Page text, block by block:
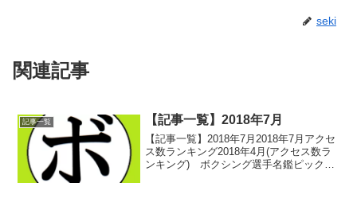
seki
関連記事
記事一覧 【記事一覧】2018年7月
【記事一覧】2018年7月2018年7月アクセ
ス数ランキング2018年4月(アクセス数ラ
ンキング) ボクシング選手名鑑ピックア